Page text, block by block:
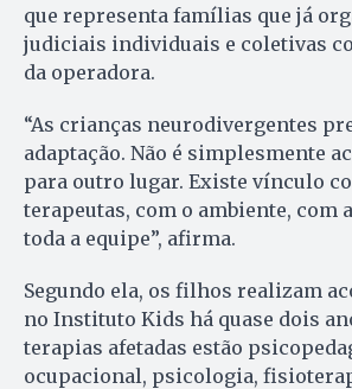
que representa famílias que já
judiciais individuais e coletivas
da operadora.
“As crianças neurodivergentes
adaptação. Não é simplesmente
para outro lugar. Existe vínculo
terapeutas, com o ambiente, com
toda a equipe”, afirma.
Segundo ela, os filhos realizam
no Instituto Kids há quase dois
terapias afetadas estão
ocupacional, psicologia,